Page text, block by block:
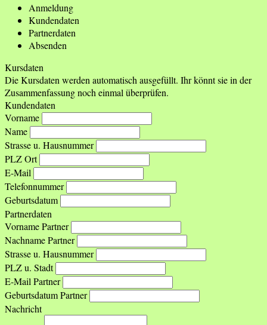
Anmeldung
Kundendaten
Partnerdaten
Absenden
Kursdaten
Die Kursdaten werden automatisch ausgefüllt. Ihr könnt sie in der
Zusammenfassung noch einmal überprüfen.
Kundendaten
Vorname
Name
Strasse u. Hausnummer
PLZ Ort
E-Mail
Telefonnummer
Geburtsdatum
Partnerdaten
Vorname Partner
Nachname Partner
Strasse u. Hausnummer
PLZ u. Stadt
E-Mail Partner
Geburtsdatum Partner
Nachricht